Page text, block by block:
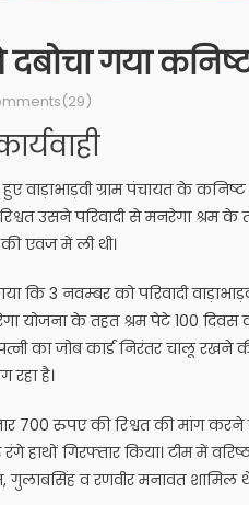
गया
वाड़ाभाड़वी ग्राम पंचायत के
उसने परिवादी से मनरेगा श्रम
एवज में ली थी।
कि 3 नवम्बर को परिवादी
के तहत श्रम पेटे 100 दिवस
का जोब कार्ड निरंतर चालू रखने
रहा है।
700 रुपए की रिश्वत की मांग करने
हाथों गिरफ्तार किया। टीम में
गुलाबसिंह व रणवीर मनावत शामिल